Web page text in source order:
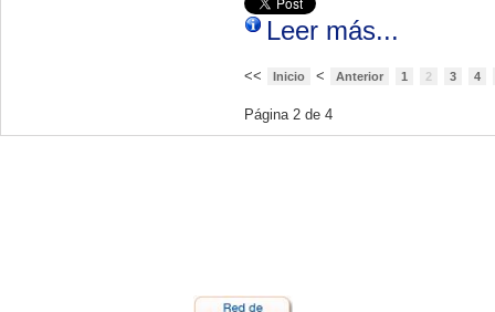
Leer más...
<< Inicio < Anterior 1 2 3 4
Página 2 de 4